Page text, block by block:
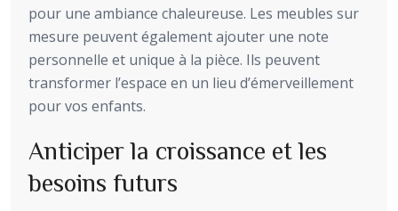
pour une ambiance chaleureuse. Les meubles sur
mesure peuvent également ajouter une note
personnelle et unique à la pièce. Ils peuvent
transformer l’espace en un lieu d’émerveillement
pour vos enfants.
Anticiper la croissance et les
besoins futurs